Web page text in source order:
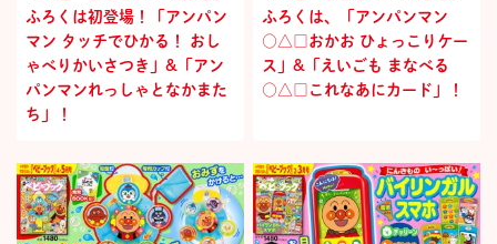
ふろくは初登場！「アンパン
マン タッチでひかる！ おし
ゃべりかいさつき」&「アン
パンマンれっしゃとなかまた
ち」！
ふろくは、「アンパンマン
○△□おかお ひょっこりケー
ス」&「えいごも まなべる
○△□これなあにカード」！